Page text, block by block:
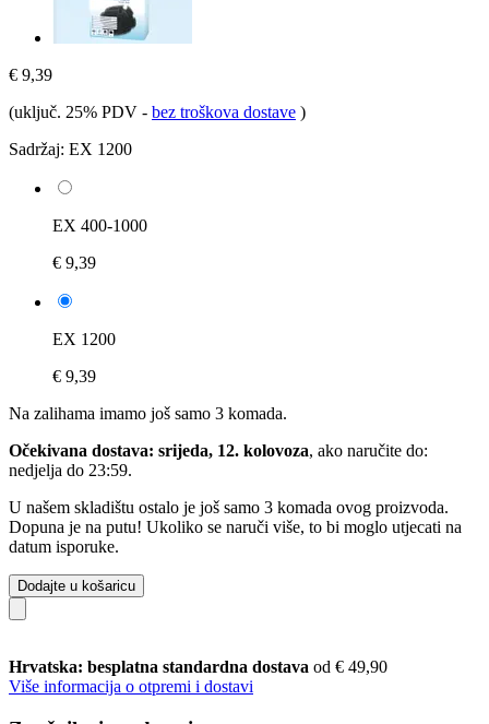
€ 9,39
(uključ. 25% PDV - bez troškova dostave )
Sadržaj: EX 1200
EX 400-1000
€ 9,39
EX 1200
€ 9,39
Na zalihama imamo još samo 3 komada.
Očekivana dostava: srijeda, 12. kolovoza, ako naručite do:
nedjelja do 23:59.
U našem skladištu ostalo je još samo 3 komada ovog proizvoda.
Dopuna je na putu! Ukoliko se naruči više, to bi moglo utjecati na
datum isporuke.
Dodajte u košaricu
Hrvatska: besplatna standardna dostava od € 49,90
Više informacija o otpremi i dostavi